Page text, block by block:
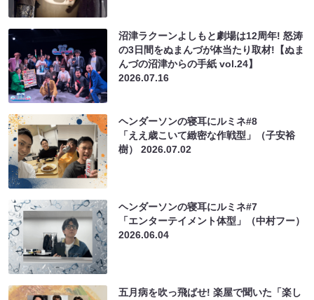
沼津ラクーンよしもと劇場は12周年! 怒涛
の3日間をぬまんづが体当たり取材!【ぬま
んづの沼津からの手紙 vol.24】
2026.07.16
ヘンダーソンの寝耳にルミネ#8
「ええ歳こいて緻密な作戦型」（子安裕
樹）2026.07.02
ヘンダーソンの寝耳にルミネ#7
「エンターテイメント体型」（中村フー）
2026.06.04
五月病を吹っ飛ばせ! 楽屋で聞いた「楽し